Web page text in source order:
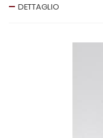
DETTAGLIO